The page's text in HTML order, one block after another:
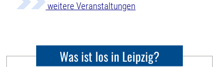
weitere Veranstaltungen
Was ist los in Leipzig?